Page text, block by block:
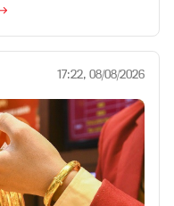
17:22, 08/08/2026